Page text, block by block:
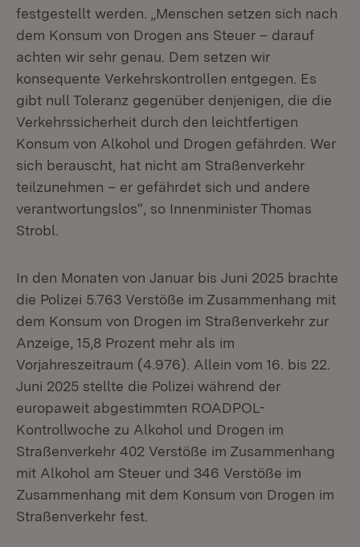
festgestellt werden. „Menschen setzen sich nach
dem Konsum von Drogen ans Steuer – darauf
achten wir sehr genau. Dem setzen wir
konsequente Verkehrskontrollen entgegen. Es
gibt null Toleranz gegenüber denjenigen, die die
Verkehrssicherheit durch den leichtfertigen
Konsum von Alkohol und Drogen gefährden. Wer
sich berauscht, hat nicht am Straßenverkehr
teilzunehmen – er gefährdet sich und andere
verantwortungslos“, so Innenminister Thomas
Strobl.
In den Monaten von Januar bis Juni 2025 brachte
die Polizei 5.763 Verstöße im Zusammenhang mit
dem Konsum von Drogen im Straßenverkehr zur
Anzeige, 15,8 Prozent mehr als im
Vorjahreszeitraum (4.976). Allein vom 16. bis 22.
Juni 2025 stellte die Polizei während der
europaweit abgestimmten ROADPOL-
Kontrollwoche zu Alkohol und Drogen im
Straßenverkehr 402 Verstöße im Zusammenhang
mit Alkohol am Steuer und 346 Verstöße im
Zusammenhang mit dem Konsum von Drogen im
Straßenverkehr fest.